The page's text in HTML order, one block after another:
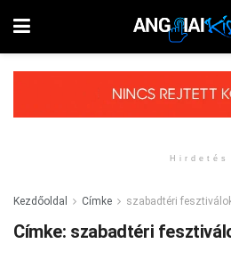
Hirdetés
Kezdőoldal Címke szabadtéri
Címke: szabadtéri